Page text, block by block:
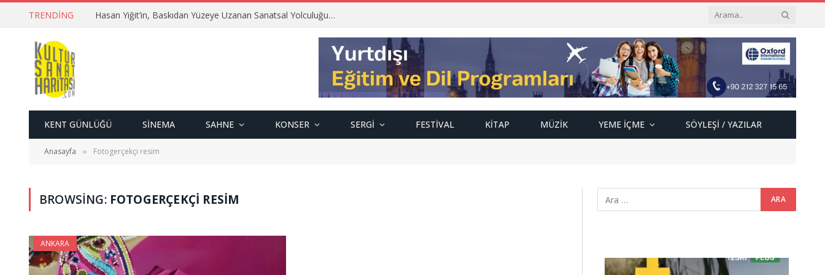
TRENDING Hasan Yiğit’in, Baskıdan Yüzeye Uzanan Sanatsal Yolculuğu…
KENT GÜNLÜĞÜ SINEMA SAHNE KONSER SERGI FESTIVAL KITAP MÜZIK YEME İÇME SÖYLEŞI / YAZILAR
Anasayfa » Fotogerçekçi resim
BROWSING: FOTOGERÇEKÇI RESIM
ANKARA
Video